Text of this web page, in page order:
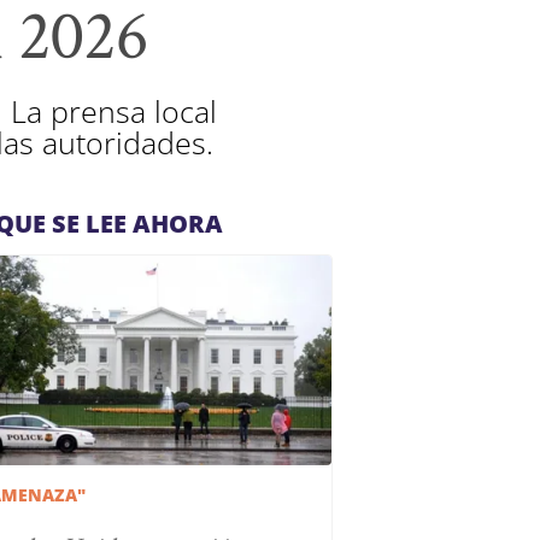
prensa local
autoridades.
SE LEE AHORA